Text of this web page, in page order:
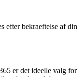
efter bekraeftelse af din
er det ideelle valg for